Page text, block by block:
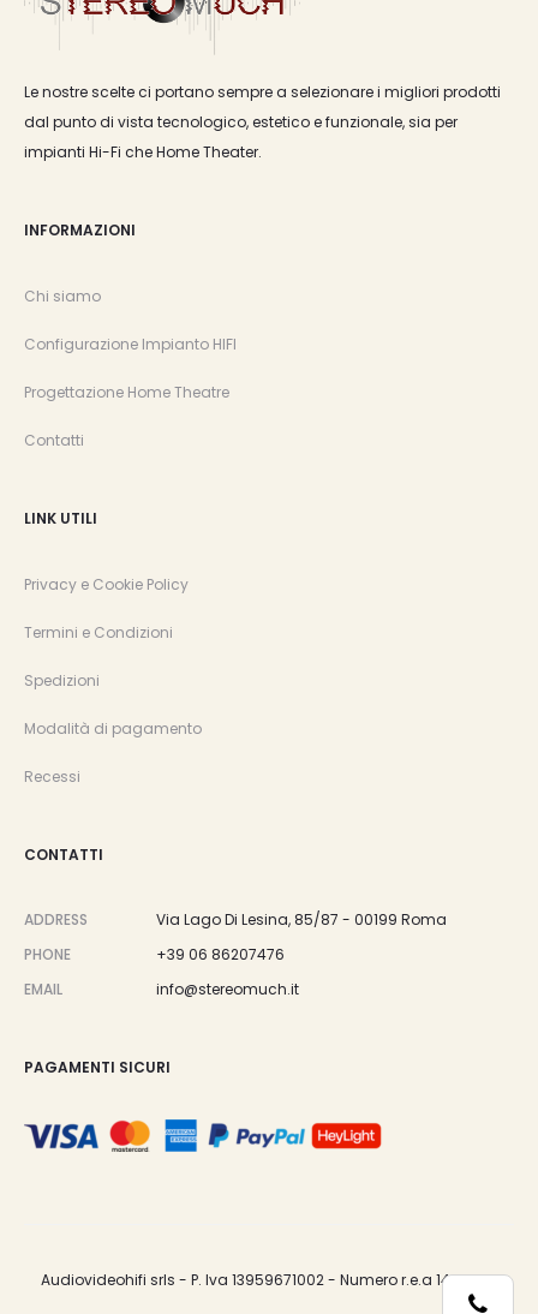
Le nostre scelte ci portano sempre a selezionare i migliori prodotti
dal punto di vista tecnologico, estetico e funzionale, sia per
impianti Hi-Fi che Home Theater.
INFORMAZIONI
Chi siamo
Configurazione Impianto HIFI
Progettazione Home Theatre
Contatti
LINK UTILI
Privacy e Cookie Policy
Termini e Condizioni
Spedizioni
Modalità di pagamento
Recessi
CONTATTI
ADDRESS
Via Lago Di Lesina, 85/87 - 00199 Roma
PHONE
+39 06 86207476
EMAIL
info@stereomuch.it
PAGAMENTI SICURI
Audiovideohifi srls - P. Iva 13959671002 - Numero r.e.a 1487033.